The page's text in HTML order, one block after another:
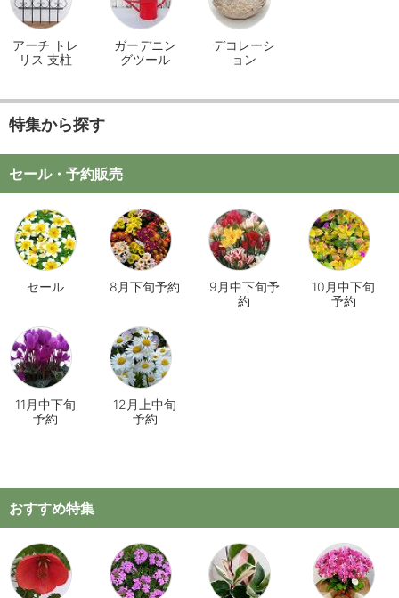
アーチ トレ
リス 支柱
ガーデニン
グツール
デコレーシ
ョン
特集から探す
セール・予約販売
セール 8月下旬予約
9月中下旬予
約
10月中下旬
予約
11月中下旬
予約
12月上中旬
予約
おすすめ特集